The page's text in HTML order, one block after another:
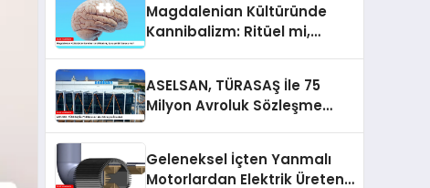
Magdalenian Kültüründe
Kannibalizm: Ritüel mi,
ASELSAN, TÜRASAŞ İle 75
Milyon Avroluk Sözleşme
Geleneksel İçten Yanmalı
Motorlardan Elektrik Üreten